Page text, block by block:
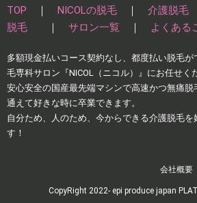
TOP ｜ NICOLの脱毛 ｜ 介護脱毛
脱毛
｜ サロン一覧 ｜ よくある
多額現⾦払いコース契約なし、都度払い脱⽑が
毛専科サロン『NICOL（ニコル）』にお任せく
安⼼安全の国産最先端マシンで⾼速かつ無痛脱
通えて好きな時に卒業できます。
自分ため、人のため、今からできる介護脱毛を
す！
会社概要
CopyRight 2022- epi produce japan